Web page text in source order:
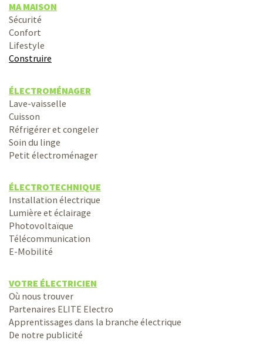
MA MAISON
Sécurité
Confort
Lifestyle
Construire
ÉLECTROMÉNAGER
Lave-vaisselle
Cuisson
Réfrigérer et congeler
Soin du linge
Petit électroménager
ÉLECTROTECHNIQUE
Installation électrique
Lumière et éclairage
Photovoltaïque
Télécommunication
E-Mobilité
VOTRE ÉLECTRICIEN
Où nous trouver
Partenaires ELITE Electro
Apprentissages dans la branche électrique
De notre publicité